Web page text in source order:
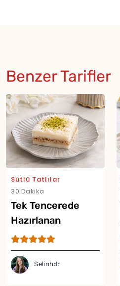
Benzer Tarifler
Sütlü Tatlılar
30 Dakika
Tek Tencerede
Hazırlanan
Muhallebili Tatlı
Tarifi
Selinhdr